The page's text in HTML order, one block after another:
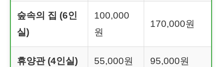
숲속의 집 (6인
실)
100,000
원
170,000원
휴양관 (4인실) 55,000원 95,000원